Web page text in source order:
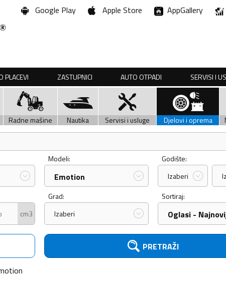
Google Play Apple Store AppGallery
PLACEVI ZASTUPNICI AUTO OTPADI SERVISI I
Radne mašine Nautika Servisi i usluge Djelovi i oprema
Modeli:
Emotion
Godište:
Izaberi
cm3
Grad:
Izaberi
Sortiraj:
Oglasi -
PRETRAŽI